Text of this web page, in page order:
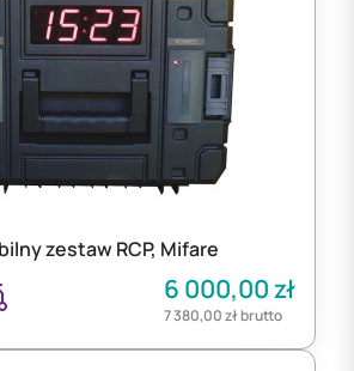
zestaw RCP, Mifare
6 000,00zł
7 380,00złbrutto